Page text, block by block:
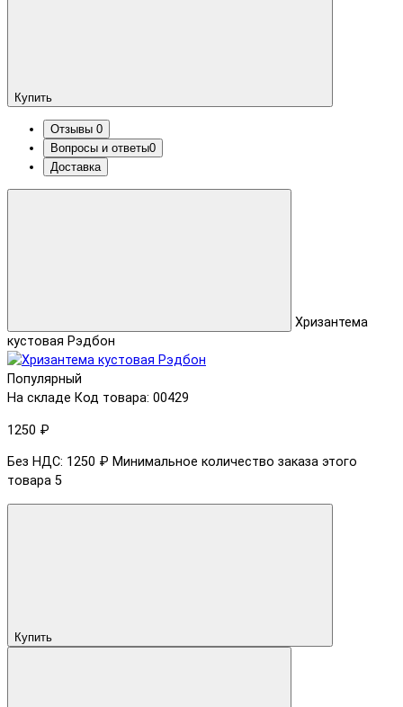
Купить
Отзывы 0
Вопросы и ответы0
Доставка
Хризантема
кустовая Рэдбон
Популярный
На складе Код товара: 00429
1250 ₽
Без НДС: 1250 ₽ Минимальное количество заказа этого
товара 5
Купить